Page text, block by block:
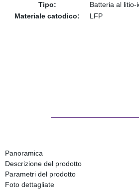
Tipo:
Batteria al litio-
Materiale catodico:
LFP
Panoramica
Descrizione del prodotto
Parametri del prodotto
Foto dettagliate